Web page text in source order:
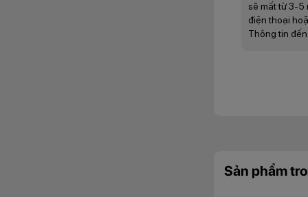
sẽ mất từ 3-5
điện thoại
Thông tin
Sản phẩm